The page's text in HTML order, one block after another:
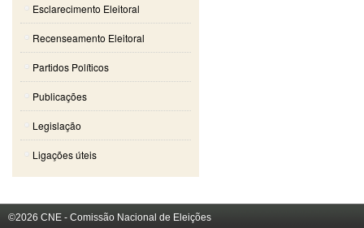
Esclarecimento Eleitoral
Recenseamento Eleitoral
Partidos Políticos
Publicações
Legislação
Ligações úteis
©2026 CNE - Comissão Nacional de Eleições